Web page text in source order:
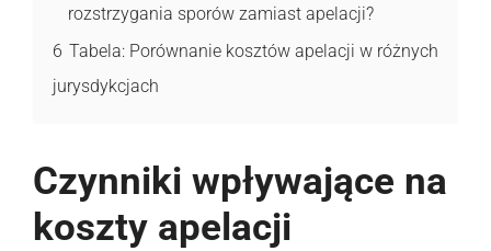
rozstrzygania sporów zamiast apelacji?
6 Tabela: Porównanie kosztów apelacji w różnych
jurysdykcjach
Czynniki wpływające na
koszty apelacji